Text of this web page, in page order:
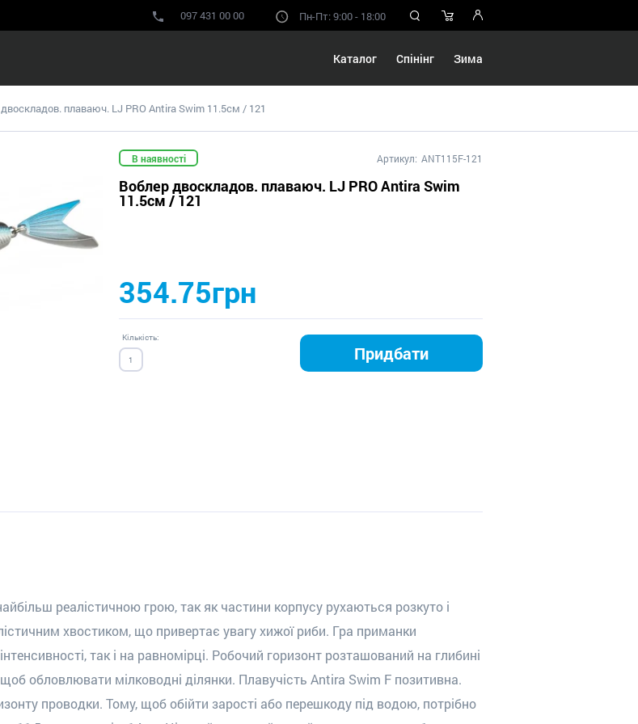
097 431 00 00 Пн-Пт: 9:00 - 18:00
Каталог Спінінг Зима
плаваюч. LJ PRO Antira Swim 11.5см / 121
В наявності Артикул: ANT115F-121
Воблер двоскладов. плаваюч. LJ PRO Antira Swim
11.5см / 121
354.75грн
Кількість:
Придбати
реалістичною грою, так як частини корпусу рухаються розкуто і
хвостиком, що привертає увагу хижої риби. Гра приманки
так і на равномірці. Робочий горизонт розташований на глибині
щоб обловлювати мілководні ділянки. Плавучість Antira Swim F позитивна.
проводки. Тому, щоб обійти зарості або перешкоду під водою, потрібно